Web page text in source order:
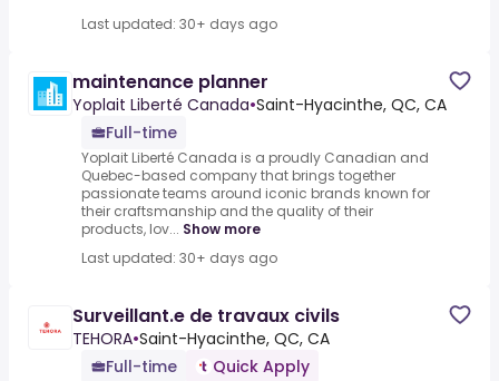
Last updated: 30+ days ago
maintenance planner
Yoplait Liberté Canada•Saint-Hyacinthe, QC, CA
Full-time
Yoplait Liberté Canada is a proudly Canadian and
Quebec-based company that brings together
passionate teams around iconic brands known for
their craftsmanship and the quality of their
products, lov... Show more
Last updated: 30+ days ago
Surveillant.e de travaux civils
TEHORA•Saint-Hyacinthe, QC, CA
Full-time
Quick Apply